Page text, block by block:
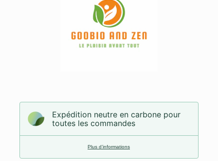
Expédition neutre en carbone pour
toutes les commandes
Plus d’informations